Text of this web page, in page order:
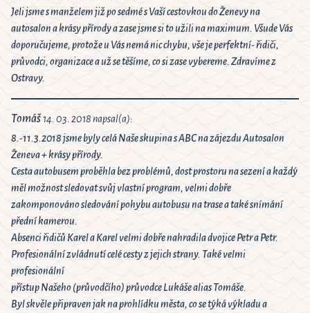
Jeli jsme s manželem již po sedmé s Vaší cestovkou do Ženevy na
autosalon a krásy přírody a zase jsme si to užili na maximum. Všude Vás
doporučujeme, protože u Vás nemá nic chybu, vše je perfektní- řidiči,
průvodci, organizace a už se těšíme, co si zase vybereme. Zdravíme z
Ostravy.
Tomáš14. 03. 2018 napsal(a):
8.-11.3.2018 jsme byly celá Naše skupina s ABC na zájezdu Autosalon
Ženeva + krásy přírody.
Cesta autobusem proběhla bez problémů, dost prostoru na sezení a každý
měl možnost sledovat svůj vlastní program, velmi dobře
zakomponováno sledování pohybu autobusu na trase a také snímání
přední kamerou.
Absenci řidičů Karel a Karel velmi dobře nahradila dvojice Petr a Petr.
Profesionální zvládnutí celé cesty z jejich strany. Také velmi
profesionální
přístup Našeho (průvodčího) průvodce Lukáše alias Tomáše.
Byl skvěle připraven jak na prohlídku města, co se týká výkladu a